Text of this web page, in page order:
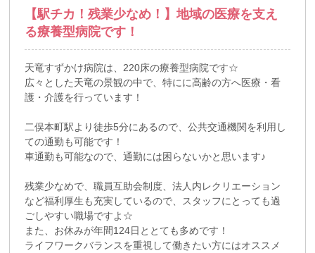
【駅チカ！残業少なめ！】地域の医療を支え
る療養型病院です！
天竜すずかけ病院は、220床の療養型病院です☆
広々とした天竜の景観の中で、特にに高齢の方へ医療・看
護・介護を行っています！
二俣本町駅より徒歩5分にあるので、公共交通機関を利用し
ての通勤も可能です！
車通勤も可能なので、通勤には困らないかと思います♪
残業少なめで、職員互助会制度、法人内レクリエーション
など福利厚生も充実しているので、スタッフにとっても過
ごしやすい職場ですよ☆
また、お休みが年間124日ととても多めです！
ライフワークバランスを重視して働きたい方にはオススメ